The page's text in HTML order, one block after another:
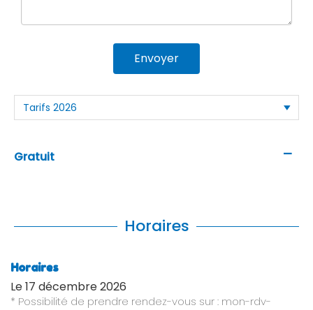
Envoyer
Gratuit —
Horaires
Horaires
Le17 décembre 2026
* Possibilité de prendre rendez-vous sur : mon-rdv-